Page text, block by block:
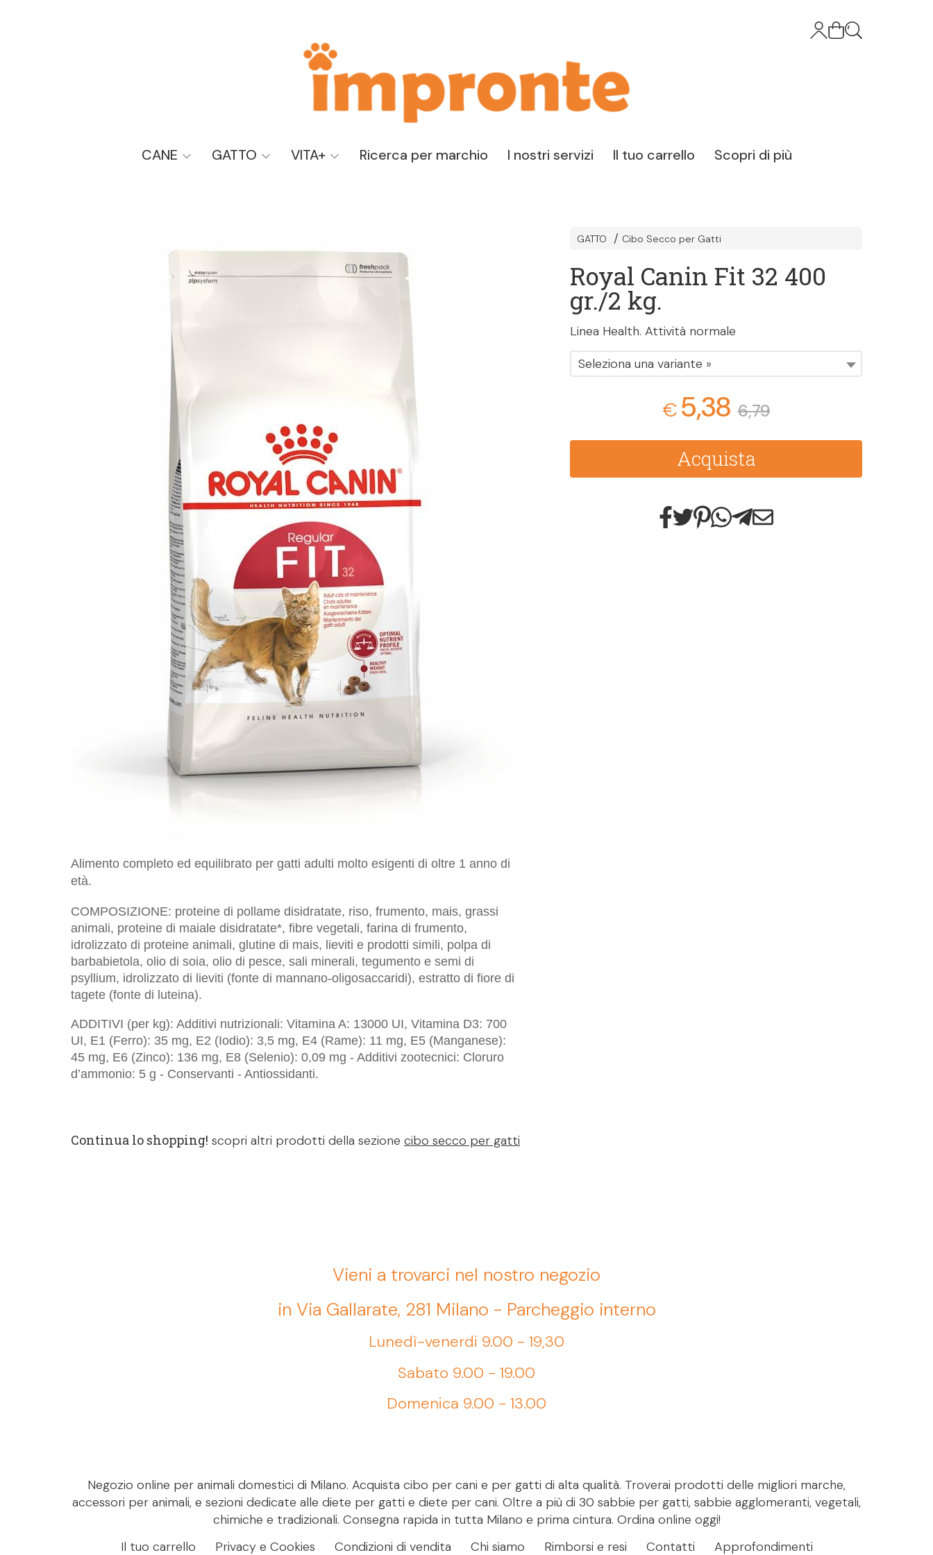
CANE GATTO VITA+ Ricerca per marchio I nostri servizi Il tuo carrello Scopri di più
Alimento completo ed equilibrato per gatti adulti molto esigenti di oltre 1 anno di
età.
COMPOSIZIONE: proteine di pollame disidratate, riso, frumento, mais, grassi
animali, proteine di maiale disidratate*, fibre vegetali, farina di frumento,
idrolizzato di proteine animali, glutine di mais, lieviti e prodotti simili, polpa di
barbabietola, olio di soia, olio di pesce, sali minerali, tegumento e semi di
psyllium, idrolizzato di lieviti (fonte di mannano-oligosaccaridi), estratto di fiore di
tagete (fonte di luteina).
ADDITIVI (per kg): Additivi nutrizionali: Vitamina A: 13000 UI, Vitamina D3: 700
UI, E1 (Ferro): 35 mg, E2 (Iodio): 3,5 mg, E4 (Rame): 11 mg, E5 (Manganese):
45 mg, E6 (Zinco): 136 mg, E8 (Selenio): 0,09 mg - Additivi zootecnici: Cloruro
d’ammonio: 5 g - Conservanti - Antiossidanti.
GATTO Cibo Secco per Gatti
Royal Canin Fit 32 400
gr./2 kg.
Linea Health. Attività normale
Seleziona una variante »
€5,38 6,79
Acquista
Continua lo shopping! scopri altri prodotti della sezione cibo secco per gatti
Vieni a trovarci nel nostro negozio
in Via Gallarate, 281 Milano - Parcheggio interno
Lunedì-venerdi 9.00 - 19,30
Sabato 9.00 - 19.00
Domenica 9.00 - 13.00
Negozio online per animali domestici di Milano. Acquista cibo per cani e per gatti di alta qualità. Troverai prodotti delle migliori marche,
accessori per animali, e sezioni dedicate alle diete per gatti e diete per cani. Oltre a più di 30 sabbie per gatti, sabbie agglomeranti, vegetali,
chimiche e tradizionali. Consegna rapida in tutta Milano e prima cintura. Ordina online oggi!
Il tuo carrello
Privacy e Cookies Condizioni di vendita Chi siamo Rimborsi e resi Contatti Approfondimenti